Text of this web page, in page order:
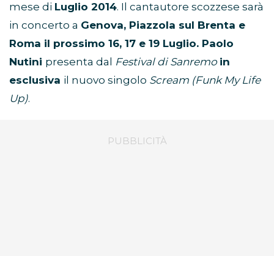
mese di Luglio 2014. Il cantautore scozzese sarà
in concerto a Genova, Piazzola sul Brenta e
Roma il prossimo 16, 17 e 19 Luglio. Paolo
Nutini presenta dal Festival di Sanremo in
esclusiva il nuovo singolo Scream (Funk My Life
Up).